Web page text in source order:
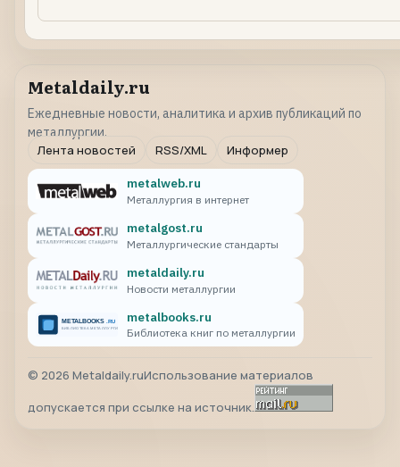
Metaldaily.ru
Ежедневные новости, аналитика и архив публикаций по
металлургии.
Лента новостей
RSS/XML Информер
metalweb.ru
Металлургия в интернет
metalgost.ru
Металлургические стандарты
metaldaily.ru
Новости металлургии
metalbooks.ru
Библиотека книг по металлургии
© 2026 Metaldaily.ruИспользование материалов
допускается при ссылке на источник.